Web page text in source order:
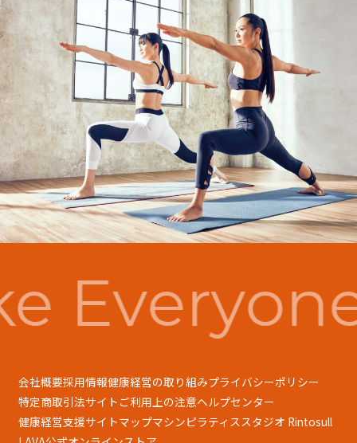
会社概要採用情報健康経営の取り組みプライバシーポリシー
特定商取引法サイトご利用上の注意ヘルプセンター
健康経営支援サイトマップマシンピラティススタジオ Rintosull